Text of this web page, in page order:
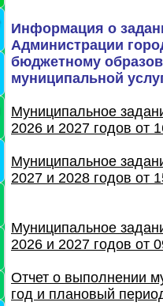
Информация о
Администрации
бюджетному
муниципальной
Муниципальное
2026 и 2027 годов от
Муниципальное
2027 и 2028 годов от
Муниципальное
2026 и 2027 годов от
Отчет о выполнении
год и плановый